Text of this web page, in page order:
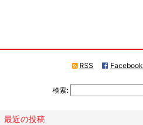
RSS Facebook
検索:
最近の投稿